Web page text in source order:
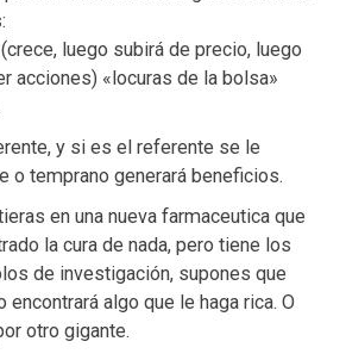
luego subirá de precio, luego
acciones) «locuras de la bolsa»
y si es el referente se le
o temprano generará beneficios.
en una nueva farmaceutica que
la cura de nada, pero tiene los
de investigación, supones que
encontrará algo que le haga rica. O
otro gigante.